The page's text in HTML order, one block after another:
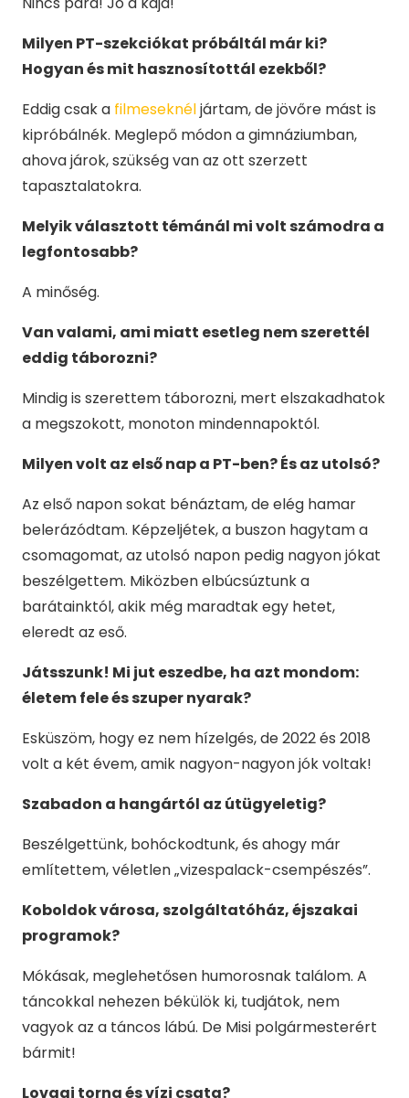
Milyen PT-szekciókat próbáltál már ki?
Hogyan és mit hasznosítottál ezekből?
Eddig csak a filmeseknéljártam, de jövőre mást is
kipróbálnék. Meglepő módon a gimnáziumban,
ahova járok, szükség van az ott szerzett
tapasztalatokra.
Melyik választott témánál mi volt számodra a
legfontosabb?
A minőség.
Van valami, ami miatt esetleg nem szerettél
eddig táborozni?
Mindig is szerettem táborozni, mert elszakadhatok
a megszokott, monoton mindennapoktól.
Milyen volt az első nap a PT-ben? És az utolsó?
Az első napon sokat bénáztam, de elég hamar
belerázódtam. Képzeljétek, a buszon hagytam a
csomagomat, az utolsó napon pedig nagyon jókat
beszélgettem. Miközben elbúcsúztunk a
barátainktól, akik még maradtak egy hetet,
eleredt az eső.
Játsszunk! Mi jut eszedbe, ha azt mondom:
életem fele és szuper nyarak?
Esküszöm, hogy ez nem hízelgés, de 2022 és 2018
volt a két évem, amik nagyon-nagyon jók voltak!
Szabadon a hangártól az útügyeletig?
Beszélgettünk, bohóckodtunk, és ahogy már
említettem, véletlen „vizespalack-csempészés”.
Koboldok városa, szolgáltatóház, éjszakai
programok?
Mókásak, meglehetősen humorosnak találom. A
táncokkal nehezen békülök ki, tudjátok, nem
vagyok az a táncos lábú. De Misi polgármesterért
bármit!
Lovagi torna és vízi csata?